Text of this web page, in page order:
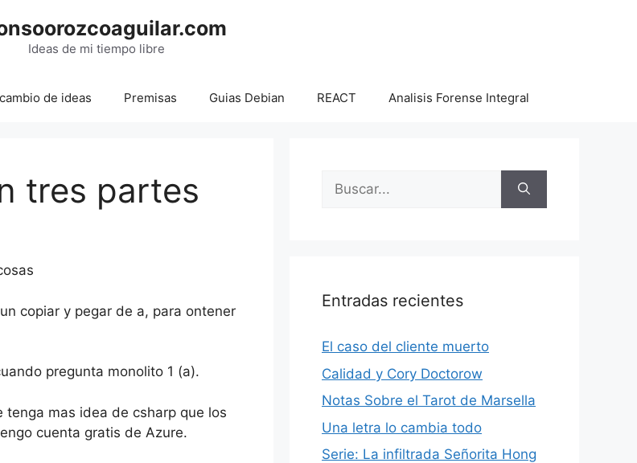
Ideas de mi tiempo libre
de ideas Premisas Guias Debian REACT Analisis Forense Integral
tres partes
copiar y pegar de a, para ontener
pregunta monolito 1 (a).
tenga mas idea de csharp que los
cuenta gratis de Azure.
Buscar:
Entradas recientes
El caso del cliente muerto
Calidad y Cory Doctorow
Notas Sobre el Tarot de Marsella
Una letra lo cambia todo
Serie: La infiltrada Señorita Hong